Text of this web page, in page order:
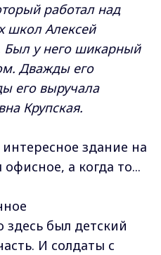
работал над
школ Алексей
у него шикарный
Дважды его
его выручала
Крупская.
здание на
офисное, а когда то...
здесь был детский
И солдаты с